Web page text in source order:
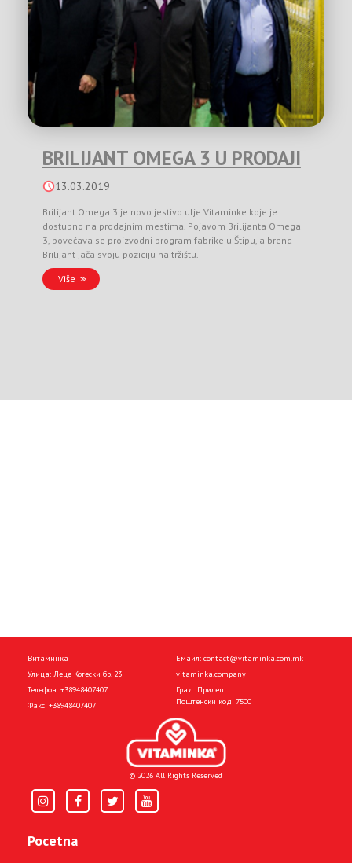
BRILIJANT OMEGA 3 U PRODAJI
13.03.2019
Brilijant Omega 3 je novo jestivo ulje Vitaminke koje je
dostupno na prodajnim mestima. Pojavom Brilijanta Omega
3, povećava se proizvodni program fabrike u Štipu, a brend
Brilijant jača svoju poziciju na tržištu.
Više
Витаминка
Улица: Леце Котески бр. 23
Телефон: +38948407407
Факс: +38948407407
Емаил: contact@vitaminka.com.mk
vitaminka.company
Град: Прилеп
Поштенски код: 7500
© 2026 All Rights Reserved
Pocetna